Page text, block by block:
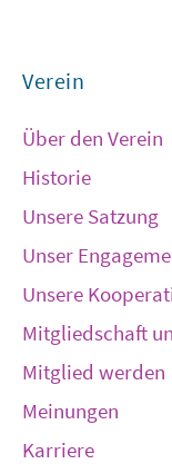
Verein
Über den Verein
Historie
Unsere Satzung
Unser
Unsere
Mitgliedschaft
Mitglied werden
Meinungen
Karriere